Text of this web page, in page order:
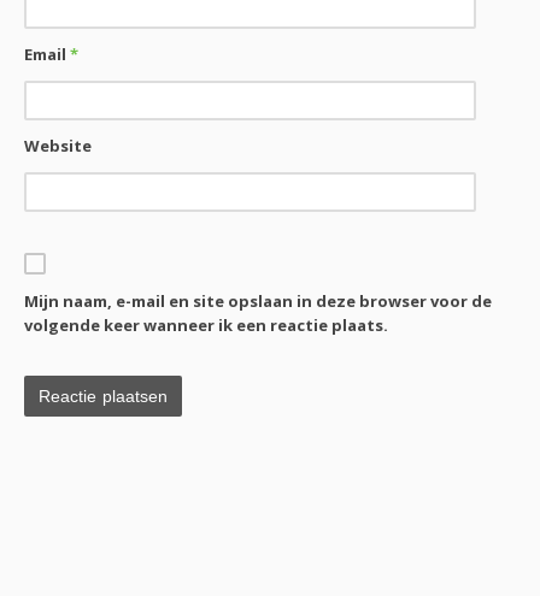
Email*
Website
Mijn naam, e-mail en site opslaan in deze browser voor de
volgende keer wanneer ik een reactie plaats.